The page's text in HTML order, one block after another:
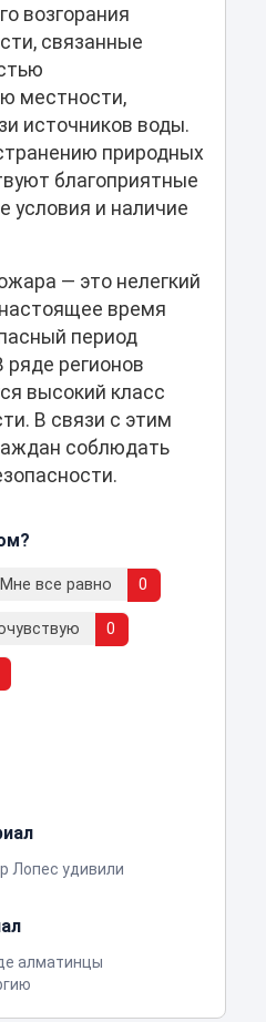
возгорания
связанные
местности,
источников воды.
природных
благоприятные
условия и наличие
— это нелегкий
время
период
ряде регионов
высокий класс
В связи с этим
соблюдать
Мне все равно 0
0
Лопес удивили
алматинцы